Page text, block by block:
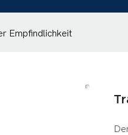
Empfindlichkeit